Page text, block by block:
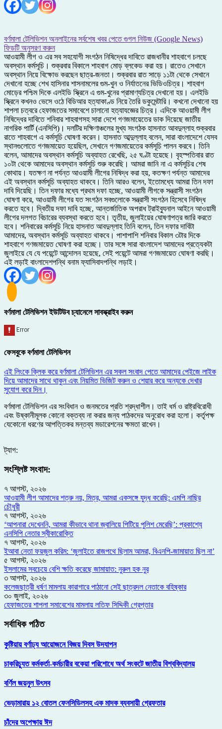
বর্ণমালা টেলিভিশন অনলাইনের সর্বশেষ খবর পেতে গুগল নিউজ (Google News)
ফিডটি অনুসরণ করুন
আওয়ামী লীগ ও এর সব সহযোগী সংগঠন নিষিদ্ধের দাবিতে রাজধানীর শাহবাগে চলছে
অবস্থান কর্মসূচি। শুক্রবার বিকালে শাহবাগ মোড় ব্লকেড করা হয়। রাতেও সেখানে
অবস্থান নিয়ে বিক্ষোভ করছেন ছাত্র-জনতা। শুক্রবার রাত সাড়ে ১১টা থেকে সেখানে
দেখানো হচ্ছে শেখ হাসিনার শাসনামলের গুম-খুন ও নির্যাতনের ভিডিওচিত্র। শাহবাগ
মোড়ের পশ্চিম দিকে এলইডি স্ক্রিনে এ গুম-খুনের প্রামাণ্যচিত্র দেখানো হয়। এলইডি
স্ক্রিনে কখনও ভেসে ওঠে বিডিআর হত্যাকাণ্ড নিয়ে তৈরি ডকুমেন্টারি। কখনো দেখানো হয়
শাপলা চত্বরে হেফাজতের সমাবেশে চালানো হত্যাযজ্ঞের চিত্র। এদিকে আওয়ামী লীগ
নিষিদ্ধের দাবিতে শনিবার শাহবাগসহ সারা দেশে গণজমায়েতের ডাক দিয়েছে জাতীয়
নাগরিক পার্টি (এনসিপি)। দলটির দক্ষিণাঞ্চলের মুখ্য সংগঠক হাসনাত আবদুল্লাহ শুক্রবার
রাতে শাহবাগে এ কর্মসূচি ঘোষণা করেন। হাসনাত আব্দুল্লাহ বলেন, সারা বাংলাদেশে যেসব
স্থানগুলোতে গণজমায়েত হয়েছিল, সেখানে গণজমায়েতের কর্মসূচি পালন করবে। তিনি
বলেন, আমাদের অবস্থান কর্মসূচি অব্যাহত রেখেছি, ২৫ ঘণ্টা হয়েছে। বৃহস্পতিবার রাত
১০টা থেকে আমাদের অবস্থান কর্মসূচি শুরু করেছি। আমরা জানি না এ কর্মসূচির শেষ
কোথায়। যতক্ষণ না পর্যন্ত আওয়ামী লীগের নিষিদ্ধ করা হয়, কতক্ষণ পর্যন্ত আমাদের
এই অবস্থান কর্মসূচি অব্যাহত থাকবে। তিনি আরও বলেন, ইতোমধ্যে আমরা তিন দফা
দাবি দিয়েছি। তিন দফার মধ্যে প্রথম দফা হচ্ছে, আওয়ামী লীগকে সন্ত্রাসী সংগঠন
ঘোষণা করে, আওয়ামী লীগের যত সংগঠন সবগুলোকে সন্ত্রাসী সংগঠন হিসেবে নিষিদ্ধ
করতে হবে। দ্বিতীয় দফা দাবি হচ্ছে, আন্তর্জাতিক অপরাধ ট্রাইব্যুনাল আইনে আওয়ামী
লীগের দলগত বিচারের ব্যবস্থা করতে হবে। তৃতীয়, জুলাইয়ের ঘোষণাপত্র জারি করতে
হবে। শনিবারের কর্মসূচি নিয়ে হাসনাত আবদুল্লাহ তিনি বলেন, তিন দফার দাবিটা
আমাদের, অবস্থান কর্মসূচি অব্যাহত থাকবে। পাশাপাশি শনিবার বিকাল ৩টার দিকে
শাহবাগে গণজমায়েত ঘোষণা করা হচ্ছে। তার সঙ্গে সারা বাংলাদেশ আমাদের প্রত্যেকটা
জুলাইয়ে যে যে পয়েন্টে আন্দোলন হয়েছে, সেই পয়েন্টে আমরা গণজমায়েত ঘোষণা করছি।
এই লড়াই বাংলাদেশপন্থি বনাম ফ্যাসিবাদপন্থি লড়াই।
বর্ণমালা টেলিভিশন ইউটিউব চ্যানেলে সাবস্ক্রাইব করুন
ফেসবুকে বর্ণমালা টেলিভিশন
এই লিংকে ক্লিক করে বর্ণমালা টেলিভিশন এর সকল সংবাদ পেতে আমাদের পেইজে লাইক
দিয়ে আমাদের সাথে থাকুন এবং নিয়মিত ভিজিট করুন ও শেয়ার করে অন্যকে দেখার
সুযোগ করে দিন।
বর্ণমালা টেলিভিশন এর সংবিধান ও জনমতের প্রতি শ্রদ্ধাশীল। তাই ধর্ম ও রাষ্ট্রবিরোধী
এবং উষ্কানীমূলক কোনো বক্তব্য না করার জন্য পাঠকদের অনুরোধ করা হলো। কর্তৃপক্ষ
যেকোনো ধরণের আপত্তিকর মন্তব্য মডারেশনের ক্ষমতা রাখেন।
ট্যাগ:
সংশ্লিষ্ট সংবাদ:
৭ আগস্ট, ২০২৬
আওয়ামী লীগ আমাদের শত্রু নয়, মিত্র, আমরা একসঙ্গে যুদ্ধ করেছি: এমপি নাছির
চৌধুরী
৭ আগস্ট, ২০২৬
‘আপনারা দেখেননি, আমরা কীভাবে থানা জ্বালিয়ে পিটিয়ে পুলিশ মেরেছি’: প্রকাশ্যে
এনসিপি নেতার স্বীকারোক্তি
৭ আগস্ট, ২০২৬
ইআবা নেতা ফয়জুল করিম: ‘জুলাইতে রাজপথে ছিলাম আমরা, বিএনপি-জামায়াত ছিল না’
৫ আগস্ট, ২০২৬
ইসলামের সবচেয়ে বেশি ক্ষতি করেছে জামায়াত: নুরুল হক নুর
৩ আগস্ট, ২০২৬
কলেজছাত্রী ধর্ষণ মামলায় কারাগারে পাঠানো সেই ছাত্রদল নেতাকে বহিষ্কার
৩০ জুলাই, ২০২৬
হেফাজতের শাপলা সমাবেশের মামলায় লতিফ সিদ্দিকী গ্রেপ্তার
সর্বাধিক পঠিত
কুষ্টিয়ায় বর্ণাঢ্য আয়োজনে বিজয় দিবস উদযাপন
চাকরিচ্যুত কর্মকর্তা-কর্মচারীর বকেয়া পরিশোধে অর্থ সংকটে জাতীয় বিশ্ববিদ্যালয়
বর্ণিল জয়নুল উৎসব
ভেড়ামারায় ১২ বোতল ফেনসিডিলসহ এক মাদক ব্যবসায়ী গ্রেফতার
চাঁদের অপেক্ষায় ঈদ